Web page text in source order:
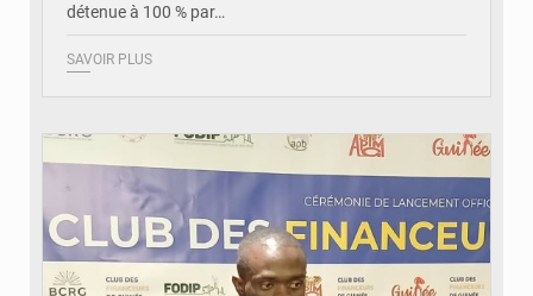
détenue à 100 % par…
SAVOIR PLUS